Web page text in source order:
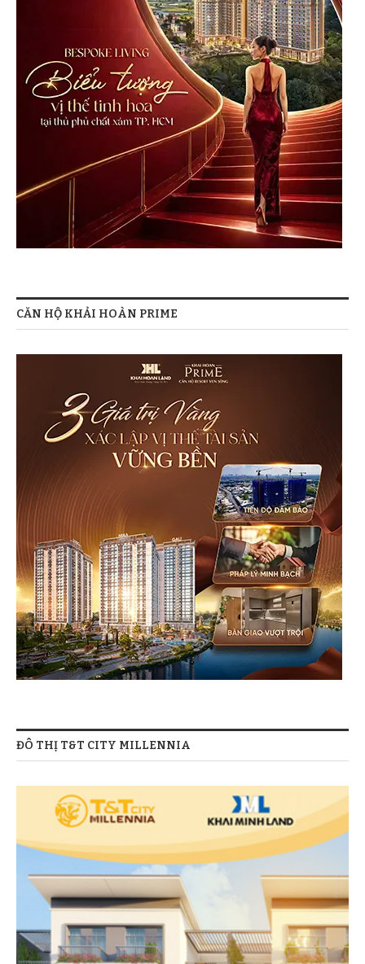
CĂN HỘ KHẢI HOÀN PRIME
ĐÔ THỊ T&T CITY MILLENNIA